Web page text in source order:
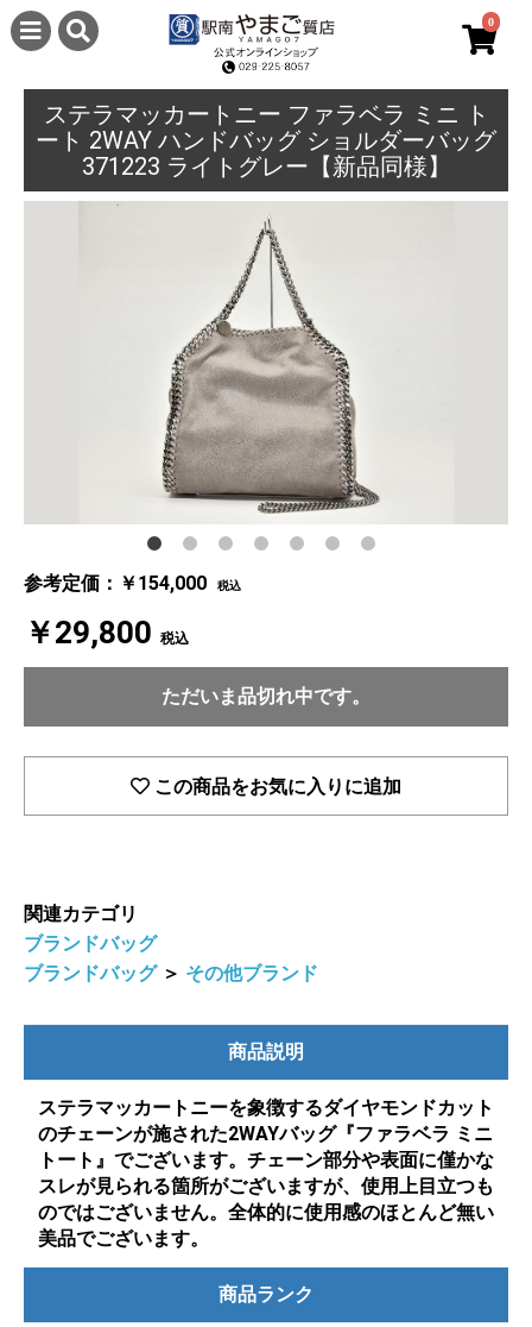
0
ステラマッカートニー ファラベラ ミニ ト
ート 2WAY ハンドバッグ ショルダーバッグ
371223 ライトグレー【新品同様】
参考定価：￥154,000 税込
￥29,800 税込
ただいま品切れ中です。
この商品をお気に入りに追加
関連カテゴリ
ブランドバッグ
ブランドバッグ ＞ その他ブランド
商品説明
ステラマッカートニーを象徴するダイヤモンドカット
のチェーンが施された2WAYバッグ『ファラベラ ミニ
トート』でございます。チェーン部分や表面に僅かな
スレが見られる箇所がございますが、使用上目立つも
のではございません。全体的に使用感のほとんど無い
美品でございます。
商品ランク